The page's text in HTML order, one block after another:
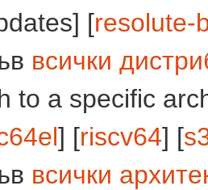
[resolute-
всички
to a specific
] [riscv64] [
всички